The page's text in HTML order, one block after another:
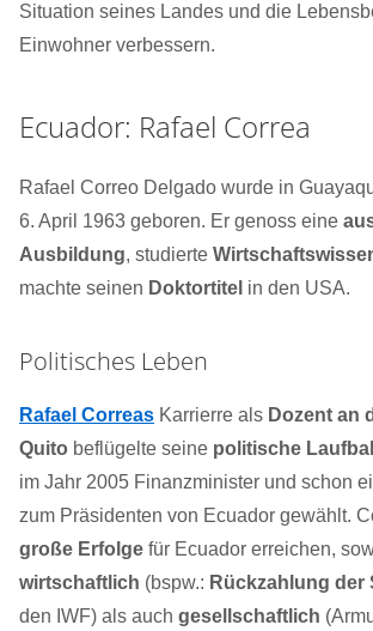
Situation seines Landes und die
Einwohner verbessern.
Ecuador: Rafael Correa
Rafael Correo Delgado wurde in
6. April 1963 geboren. Er genoss eine
Ausbildung, studierte
machte seinen Doktortitel in den USA.
Politisches Leben
Rafael Correas Karrierre als Dozent an
Quito beflügelte seine politische
im Jahr 2005 Finanzminister und schon
zum Präsidenten von Ecuador gewählt.
große Erfolge für Ecuador erreichen,
wirtschaftlich (bspw.: Rückzahlung der
den IWF) als auch gesellschaftlich